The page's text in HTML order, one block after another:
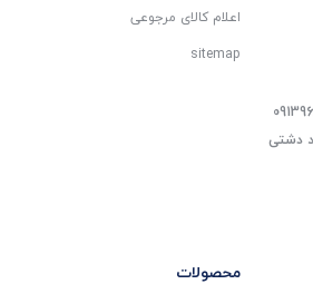
دشتی
اعلام کالای مرجوعی
sitemap
محصولات